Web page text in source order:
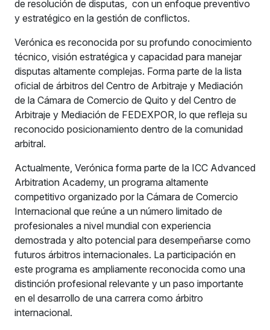
de resolución de disputas, con un enfoque preventivo
y estratégico en la gestión de conflictos.
Verónica es reconocida por su profundo conocimiento
técnico, visión estratégica y capacidad para manejar
disputas altamente complejas. Forma parte de la lista
oficial de árbitros del Centro de Arbitraje y Mediación
de la Cámara de Comercio de Quito y del Centro de
Arbitraje y Mediación de FEDEXPOR, lo que refleja su
reconocido posicionamiento dentro de la comunidad
arbitral.
Actualmente, Verónica forma parte de la ICC Advanced
Arbitration Academy, un programa altamente
competitivo organizado por la Cámara de Comercio
Internacional que reúne a un número limitado de
profesionales a nivel mundial con experiencia
demostrada y alto potencial para desempeñarse como
futuros árbitros internacionales. La participación en
este programa es ampliamente reconocida como una
distinción profesional relevante y un paso importante
en el desarrollo de una carrera como árbitro
internacional.